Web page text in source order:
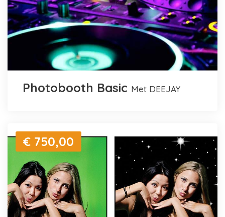
Photobooth Basic met DEEJAY
€ 750,00